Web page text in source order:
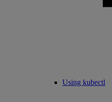
Using kubectl